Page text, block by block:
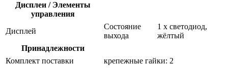
Дисплеи / Элементы
управления
Дисплей
Состояние
выхода
1 x светодиод,
жёлтый
Принадлежности
Комплект поставки
крепежные гайки: 2